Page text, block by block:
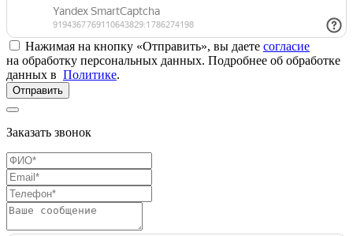
Нажимая на кнопку «Отправить», вы даете согласие
на обработку персональных данных. Подробнее об обработке
данных в Политике.
Отправить
Заказать звонок